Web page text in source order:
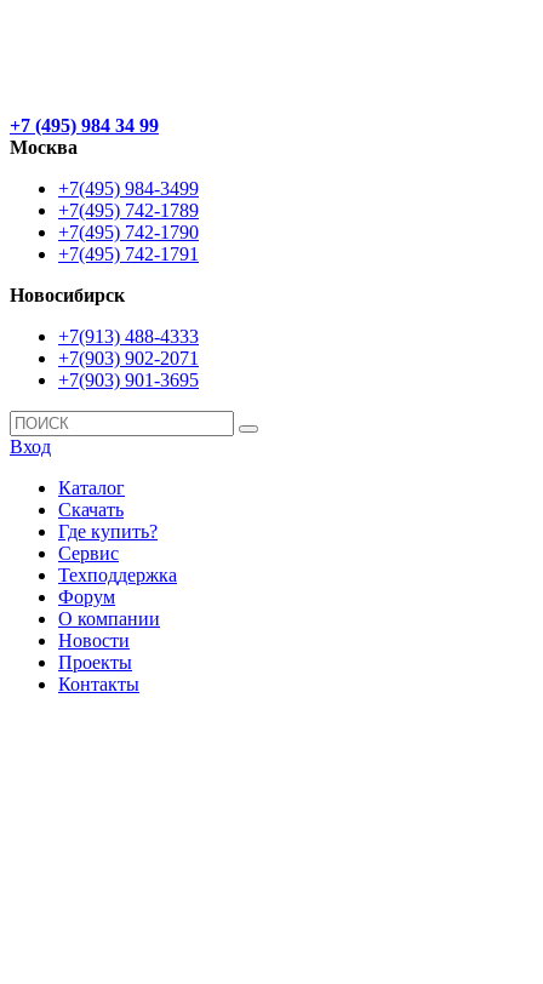
+7 (495) 984 34 99
Москва
+7(495) 984-3499
+7(495) 742-1789
+7(495) 742-1790
+7(495) 742-1791
Новосибирск
+7(913) 488-4333
+7(903) 902-2071
+7(903) 901-3695
Вход
Каталог
Скачать
Где купить?
Сервис
Техподдержка
Форум
О компании
Новости
Проекты
Контакты